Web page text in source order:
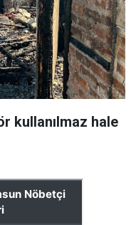
kullanılmaz hale